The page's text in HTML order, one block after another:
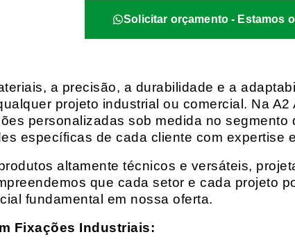
Solicitar orçamento - Estamos
a precisão, a durabilidade e a
projeto industrial ou comercial. Na A2
personalizadas sob medida no segmento
específicas de cada cliente com expertise
altamente técnicos e versáteis,
que cada setor e cada projeto
fundamental em nossa oferta.
Fixações Industriais: